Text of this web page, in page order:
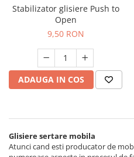
Stabilizator glisiere Push to
Open
9,50 RON
ADAUGA IN COS
Glisiere sertare mobila
Atunci cand esti producator de